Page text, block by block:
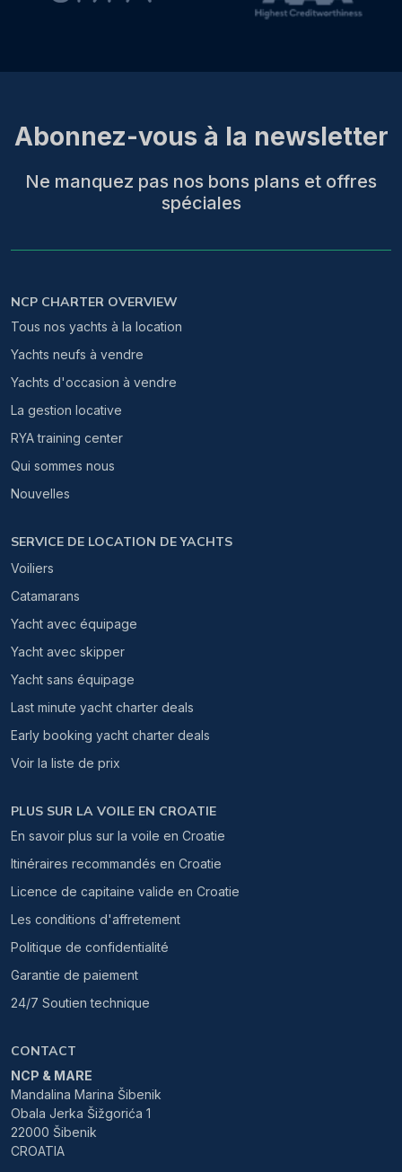
Abonnez-vous à la newsletter
Ne manquez pas nos bons plans et offres
spéciales
NCP CHARTER OVERVIEW
Tous nos yachts à la location
Yachts neufs à vendre
Yachts d'occasion à vendre
La gestion locative
RYA training center
Qui sommes nous
Nouvelles
SERVICE DE LOCATION DE YACHTS
Voiliers
Catamarans
Yacht avec équipage
Yacht avec skipper
Yacht sans équipage
Last minute yacht charter deals
Early booking yacht charter deals
Voir la liste de prix
PLUS SUR LA VOILE EN CROATIE
En savoir plus sur la voile en Croatie
Itinéraires recommandés en Croatie
Licence de capitaine valide en Croatie
Les conditions d'affretement
Politique de confidentialité
Garantie de paiement
24/7 Soutien technique
CONTACT
NCP & MARE
Mandalina Marina Šibenik
Obala Jerka Šižgorića 1
22000 Šibenik
CROATIA